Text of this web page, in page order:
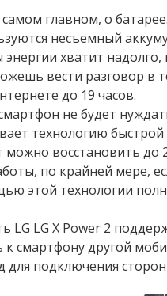
главном, о батарее.
несъемный
энергии хватит
вести разговор в
до 19 часов.
не будет
технологию быстрой
можно восстановить до
по крайней мере,
этой технологии
LG LG X Power 2
смартфону другой
подключения